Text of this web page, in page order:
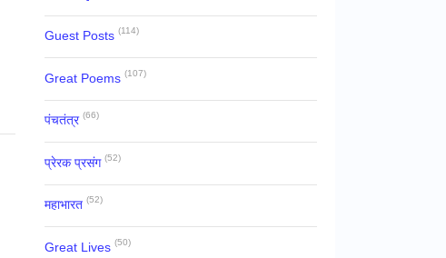
Guest Posts (114)
Great Poems (107)
पंचतंत्र (66)
प्रेरक प्रसंग (52)
महाभारत (52)
Great Lives (50)